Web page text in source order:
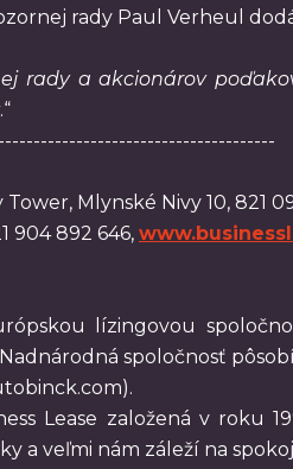
rady Paul Verheul
rady a akcionárov
.“
Tower, Mlynské Nivy 10, 821
904 892 646,
lízingovou
spoločnosť
Lease založená v roku
a veľmi nám záleží na